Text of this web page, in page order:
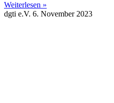
Weiterlesen »
dgti e.V. 6. November 2023